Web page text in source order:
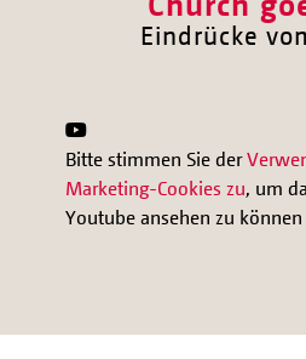
Eindrücke
Bitte stimmen Sie der
Marketing-Cookies zu, um
Youtube ansehen zu können